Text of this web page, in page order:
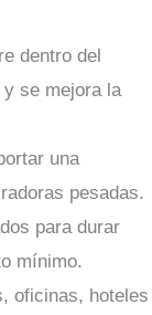
dentro del
se mejora la
una
pesadas.
para durar
mínimo.
oficinas, hoteles